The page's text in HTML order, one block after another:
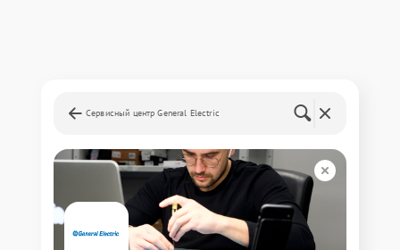
Сервисный центр General Electric